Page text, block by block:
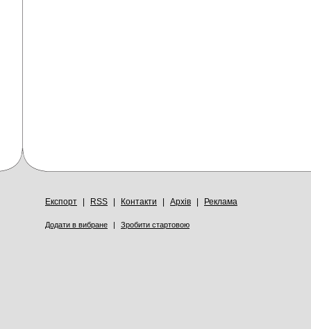
Експорт RSS Контакти Архів Реклама
Додати в вибране | Зробити стартовою